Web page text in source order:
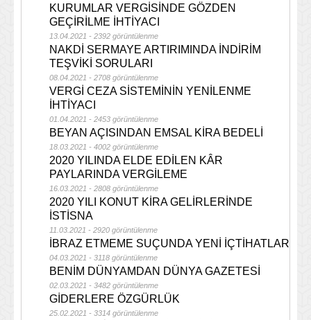
KURUMLAR VERGİSİNDE GÖZDEN
GEÇİRİLME İHTİYACI
13.04.2021 - 2392 görüntülenme
NAKDİ SERMAYE ARTIRIMINDA İNDİRİM
TEŞVİKİ SORULARI
08.04.2021 - 2708 görüntülenme
VERGİ CEZA SİSTEMİNİN YENİLENME
İHTİYACI
01.04.2021 - 2453 görüntülenme
BEYAN AÇISINDAN EMSAL KİRA BEDELİ
18.03.2021 - 4002 görüntülenme
2020 YILINDA ELDE EDİLEN KÂR
PAYLARINDA VERGİLEME
16.03.2021 - 2808 görüntülenme
2020 YILI KONUT KİRA GELİRLERİNDE
İSTİSNA
11.03.2021 - 2920 görüntülenme
İBRAZ ETMEME SUÇUNDA YENİ İÇTİHATLAR
04.03.2021 - 3118 görüntülenme
BENİM DÜNYAMDAN DÜNYA GAZETESİ
02.03.2021 - 3482 görüntülenme
GİDERLERE ÖZGÜRLÜK
25.02.2021 - 3314 görüntülenme